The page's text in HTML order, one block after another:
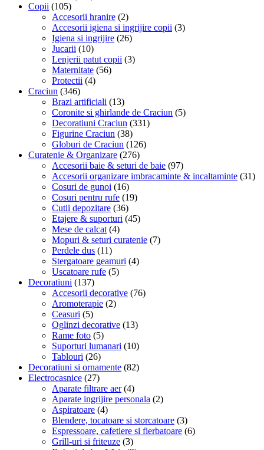
Copii (105)
Accesorii hranire (2)
Accesorii igiena si ingrijire copii (3)
Igiena si ingrijire (26)
Jucarii (10)
Lenjerii patut copii (3)
Maternitate (56)
Protectii (4)
Craciun (346)
Brazi artificiali (13)
Coronite si ghirlande de Craciun (5)
Decoratiuni Craciun (331)
Figurine Craciun (38)
Globuri de Craciun (126)
Curatenie & Organizare (276)
Accesorii baie & seturi de baie (97)
Accesorii organizare imbracaminte & incaltaminte (31)
Cosuri de gunoi (16)
Cosuri pentru rufe (19)
Cutii depozitare (36)
Etajere & suporturi (45)
Mese de calcat (4)
Mopuri & seturi curatenie (7)
Perdele dus (11)
Stergatoare geamuri (4)
Uscatoare rufe (5)
Decoratiuni (137)
Accesorii decorative (76)
Aromoterapie (2)
Ceasuri (5)
Oglinzi decorative (13)
Rame foto (5)
Suporturi lumanari (10)
Tablouri (26)
Decoratiuni si ornamente (82)
Electrocasnice (27)
Aparate filtrare aer (4)
Aparate ingrijire personala (2)
Aspiratoare (4)
Blendere, tocatoare si storcatoare (3)
Espressoare, cafetiere si fierbatoare (6)
Grill-uri si friteuze (3)